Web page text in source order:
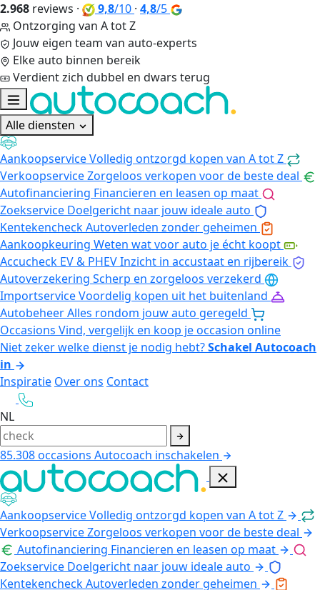
2.968 reviews · 9,8/10 · 4,8/5
Ontzorging van A tot Z
Jouw eigen team van auto-experts
Elke auto binnen bereik
Verdient zich dubbel en dwars terug
Alle diensten
AankoopserviceVolledig ontzorgd kopen van A tot Z
VerkoopserviceZorgeloos verkopen voor de beste deal
Autofinanciering Financieren en leasen op maat
Zoekservice Doelgericht naar jouw ideale auto
KentekencheckAutoverleden zonder geheimen
Aankoopkeuring Weten wat voor auto je écht koopt
Accucheck EV & PHEVInzicht in accustaat en rijbereik
Autoverzekering Scherp en zorgeloos verzekerd
ImportserviceVoordelig kopen uit het buitenland
AutobeheerAlles rondom jouw auto geregeld
Occasions Vind, vergelijk en koop je occasion online
Niet zeker welke dienst je nodig hebt?Schakel Autocoach
in
Inspiratie Over ons Contact
NL
85.308occasions Autocoach inschakelen
AankoopserviceVolledig ontzorgd kopen van A tot Z
VerkoopserviceZorgeloos verkopen voor de beste deal
Autofinanciering Financieren en leasen op maat
Zoekservice Doelgericht naar jouw ideale auto
KentekencheckAutoverleden zonder geheimen